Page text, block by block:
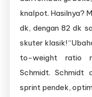
knalpot. Hasilnya?
dk, dengan 82 dk
skuter klasik!
to-weight ratio
Schmidt. Schmidt
sprint pendek,